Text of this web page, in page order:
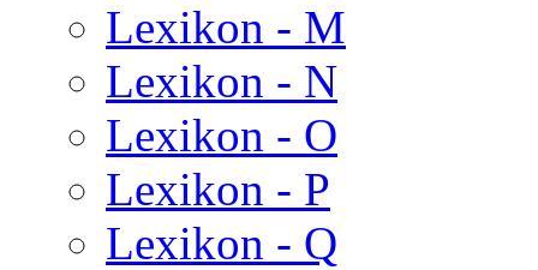
Lexikon - M
Lexikon - N
Lexikon - O
Lexikon - P
Lexikon - Q